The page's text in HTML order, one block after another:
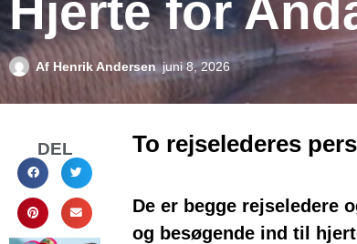
Hjerte for
Af Henrik Andersen juni 8, 2026
DEL To rejselederes
De er begge rejseledere
og besøgende ind til